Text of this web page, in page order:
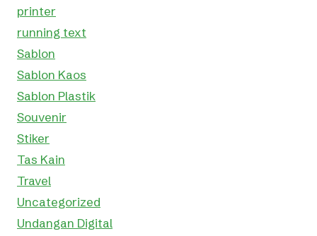
printer
running text
Sablon
Sablon Kaos
Sablon Plastik
Souvenir
Stiker
Tas Kain
Travel
Uncategorized
Undangan Digital